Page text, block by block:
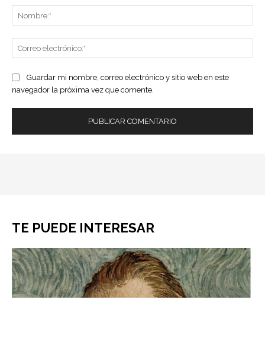
Guardar mi nombre, correo electrónico y sitio web en este
navegador la próxima vez que comente.
TE PUEDE INTERESAR